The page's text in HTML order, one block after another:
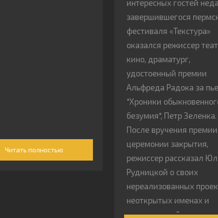
Читать полностью
интересных гостей
завершившегося
фестиваля «Текстура»
оказался режиссер
кино, драматург,
удостоенный премии
Альфреда Радока за
"Хроники
безумия", Петр Зеленка.
После вручения
церемонии закрытия,
режиссер рассказал
Рудницкой о своих
нереализованных
неоткрытых именах и
незамеченной музыке и